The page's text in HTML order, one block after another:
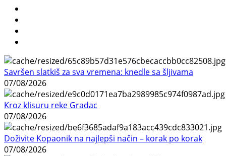
Savršen slatkiš za sva vremena: knedle sa šljivama
07/08/2026
Kroz klisuru reke Gradac
07/08/2026
Doživite Kopaonik na najlepši način – korak po korak
07/08/2026